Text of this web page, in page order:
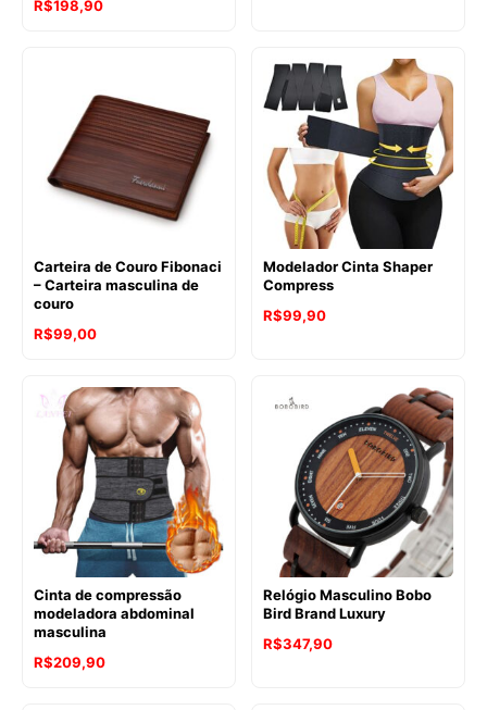
R$198,90
Carteira de Couro Fibonaci
– Carteira masculina de
couro
R$99,00
Modelador Cinta Shaper
Compress
R$99,90
Cinta de compressão
modeladora abdominal
masculina
R$209,90
Relógio Masculino Bobo
Bird Brand Luxury
R$347,90